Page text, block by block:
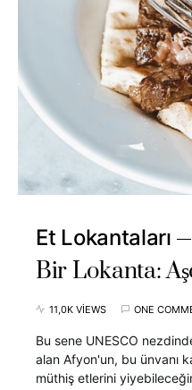
Et Lokantaları
Bir Lokanta:
11,0K VIEWS ONE
Bu sene UNESCO
alan Afyon'un, bu ünvanı
müthiş etlerini